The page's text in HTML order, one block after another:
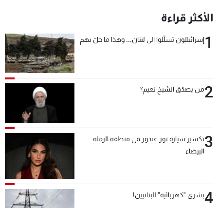
الأكثر قراءة
1إسرائيليّون تسلّلوا الى لبنان... وهذا ما حلّ بهم
2من يصدّق الشيخ نعيم؟
3تكسير سيارة نور غندور في منطقة الرملة
البيضاء
4بشرى "كهربائية" للبنانيين!